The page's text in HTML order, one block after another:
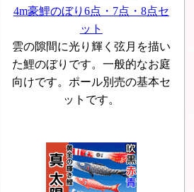
4m豪鯉のぼり6点・7点・8点セ
ット
雲の隙間に光り輝く弦月を描い
た鯉のぼりです。一般的なお庭
向けです。ポール別売の基本セ
ットです。